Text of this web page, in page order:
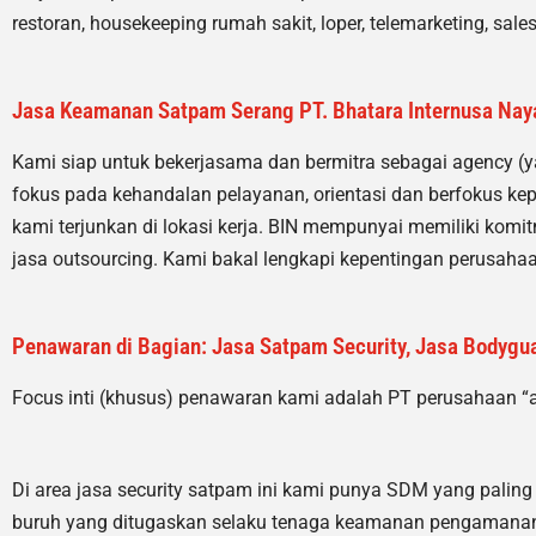
restoran, housekeeping rumah sakit, loper, telemarketing,
Jasa Keamanan Satpam Serang PT. Bhatara Internusa
Kami siap untuk bekerjasama dan bermitra sebagai agency
fokus pada kehandalan pelayanan, orientasi dan berfokus
kami terjunkan di lokasi kerja. BIN mempunyai memiliki
jasa outsourcing. Kami bakal lengkapi kepentingan
Penawaran di Bagian: Jasa Satpam Security, Jasa
Focus inti (khusus) penawaran kami adalah PT perusahaan
Di area jasa security satpam ini kami punya SDM yang
buruh yang ditugaskan selaku tenaga keamanan